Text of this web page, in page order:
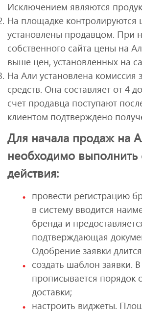
Исключением являются
На площадке контролируются
установлены продавцом. При
собственного сайта цены на
выше цен, установленных на
На Али установлена комиссия
средств. Она составляет от 4
счет продавца поступают
клиентом подтверждено
Для начала продаж на
необходимо
действия:
провести регистрацию
в систему вводится
бренда и
подтверждающая
Одобрение заявки
создать шаблон заявки.
прописывается порядок
доставки;
настроить виджеты.